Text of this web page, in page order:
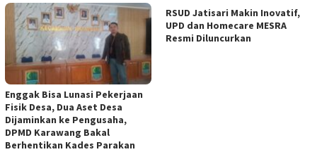
Enggak Bisa Lunasi Pekerjaan
Fisik Desa, Dua Aset Desa
Dijaminkan ke Pengusaha,
DPMD Karawang Bakal
Berhentikan Kades Parakan
RSUD Jatisari Makin Inovatif,
UPD dan Homecare MESRA
Resmi Diluncurkan